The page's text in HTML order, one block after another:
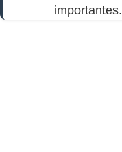
importantes.